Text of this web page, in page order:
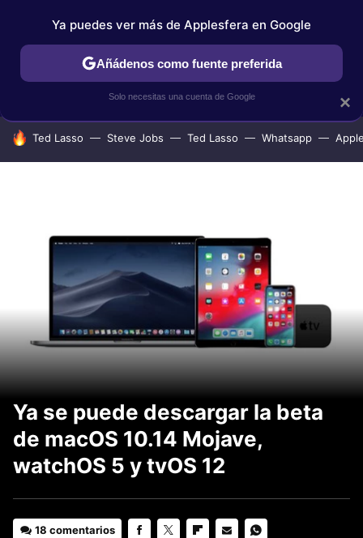
IPHONE TUTORIALES APPLESFERA SELECCIÓN
HOY SE HABLA DE
Ted Lasso Steve Jobs Ted Lasso Whatsapp
Ya se puede descargar la beta
de macOS 10.14 Mojave,
watchOS 5 y tvOS 12
18 comentarios
×
Ya puedes ver más de Applesfera en Google
Añádenos como fuente preferida
Solo necesitas una cuenta de Google